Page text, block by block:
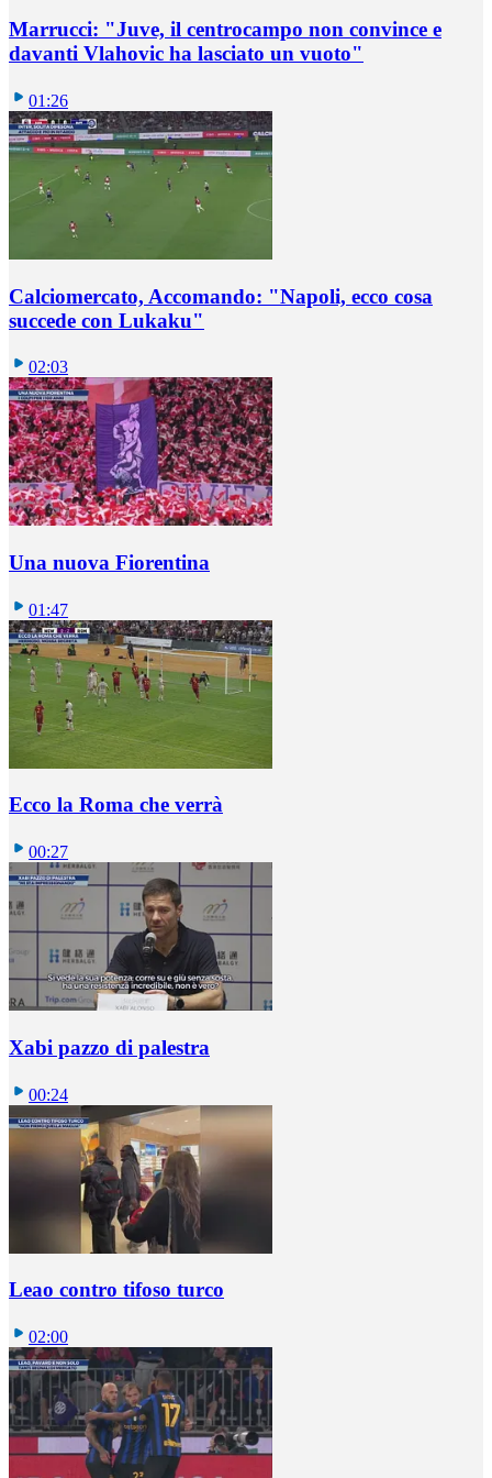
Marrucci: "Juve, il centrocampo non convince e
davanti Vlahovic ha lasciato un vuoto"
01:26
Calciomercato, Accomando: "Napoli, ecco cosa
succede con Lukaku"
02:03
Una nuova Fiorentina
01:47
Ecco la Roma che verrà
00:27
Xabi pazzo di palestra
00:24
Leao contro tifoso turco
02:00